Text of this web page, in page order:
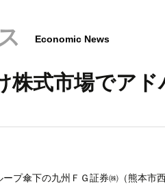
Economic News
株式市場でア
プ傘下の九州ＦＧ証券㈱（熊本市